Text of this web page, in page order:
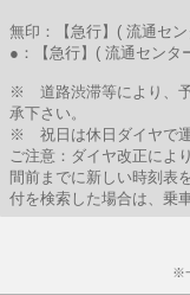
無印：【急行】( 流通セ
●：【急行】( 流通センタ
※ 道路渋滞等により、予
承下さい。
※ 祝日は休日ダイヤで運
ご注意：ダイヤ改正によ
間前までに新しい時刻表
付を検索した場合は、乗
※